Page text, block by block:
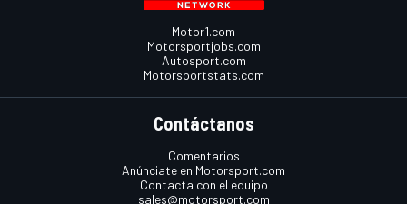
Motor1.com
Motorsportjobs.com
Autosport.com
Motorsportstats.com
Contáctanos
Comentarios
Anúnciate en Motorsport.com
Contacta con el equipo
sales@motorsport.com